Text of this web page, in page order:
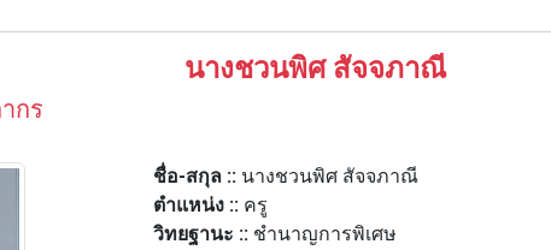
นางชวนพิศ สัจจภาณี
กร
ชื่อ-สกุล :: นางชวนพิศ สัจจภาณี
ตำแหน่ง :: ครู
วิทยฐานะ :: ชำนาญการพิเศษ